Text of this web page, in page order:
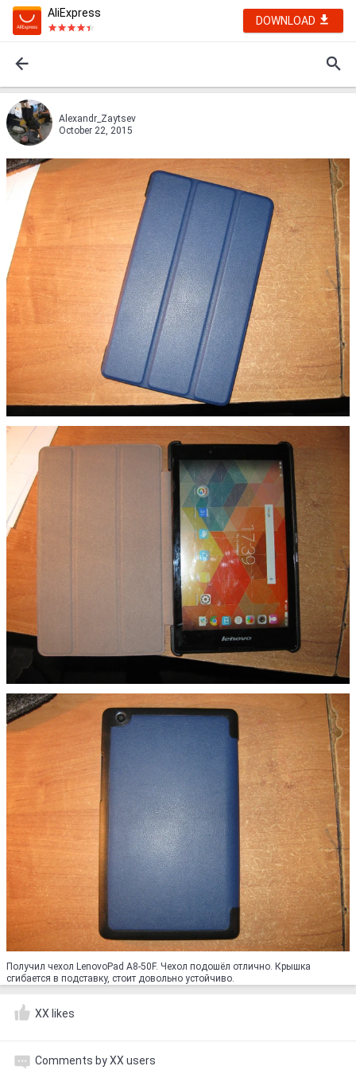
AliExpress
DOWNLOAD
Alexandr_Zaytsev
October 22, 2015
Получил чехол LenovoPad A8-50F. Чехол подошёл отлично. Крышка
сгибается в подставку, стоит довольно устойчиво.
XX likes
Comments by XX users